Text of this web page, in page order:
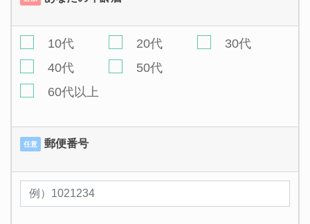
10代 20代
30代
40代
50代
60代以上
任意 郵便番号